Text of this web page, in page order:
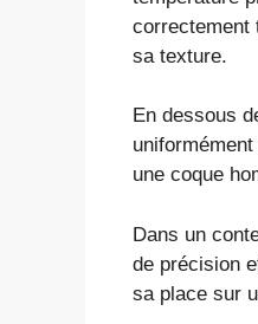
correctement
sa texture.
En dessous
une coque
Dans un
de précision
sa place sur